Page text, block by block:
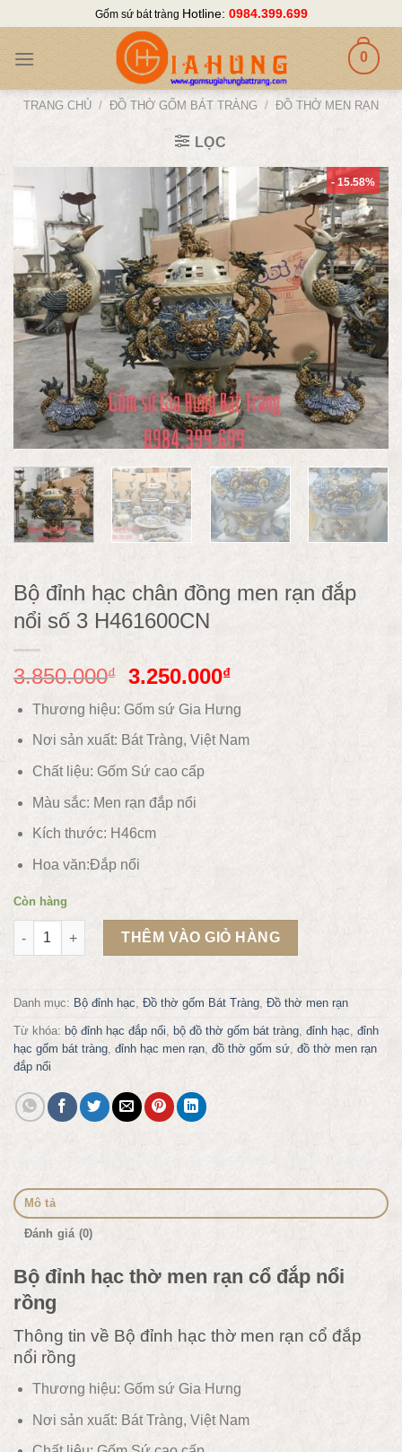
content
Gốm sứ bát tràng Hotline: 0984.399.699
0
TRANG CHỦ / ĐỒ THỜ GỐM BÁT TRÀNG / ĐỒ THỜ MEN RẠN
LỌC
- 15.58%
Bộ đỉnh hạc chân đồng men rạn đắp
nổi số 3 H461600CN
3.850.000₫ 3.250.000₫
Thương hiệu: Gốm sứ Gia Hưng
Nơi sản xuất: Bát Tràng, Việt Nam
Chất liệu: Gốm Sứ cao cấp
Màu sắc: Men rạn đắp nổi
Kích thước: H46cm
Hoa văn:Đắp nổi
Còn hàng
Bộ đỉnh hạc chân đồng men rạn đắp nổi số 3 H461600CN số
THÊM VÀO GIỎ HÀNG
Danh mục: Bộ đỉnh hạc, Đồ thờ gốm Bát Tràng, Đồ thờ men rạn
Từ khóa: bộ đỉnh hạc đắp nổi, bộ đồ thờ gốm bát tràng, đỉnh hạc, đỉnh
hạc gốm bát tràng, đỉnh hạc men rạn, đồ thờ gốm sứ, đồ thờ men rạn
đắp nổi
Mô tả
Đánh giá (0)
Bộ đỉnh hạc thờ men rạn cổ đắp nổi
rồng
Thông tin về Bộ đỉnh hạc thờ men rạn cổ đắp
nổi rồng
Thương hiệu: Gốm sứ Gia Hưng
Nơi sản xuất: Bát Tràng, Việt Nam